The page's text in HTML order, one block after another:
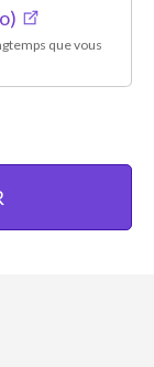
que vous